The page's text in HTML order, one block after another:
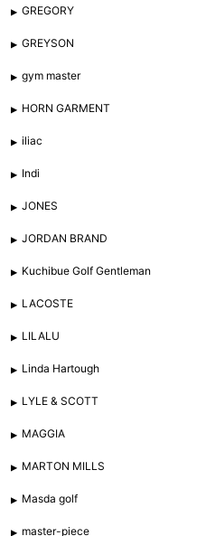
GREGORY
GREYSON
gym master
HORN GARMENT
iliac
Indi
JONES
JORDAN BRAND
Kuchibue Golf Gentleman
LACOSTE
LILALU
Linda Hartough
LYLE & SCOTT
MAGGIA
MARTON MILLS
Masda golf
master-piece